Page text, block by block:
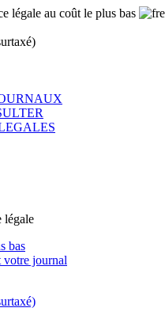
légale au coût le plus bas
légale
bas
votre journal